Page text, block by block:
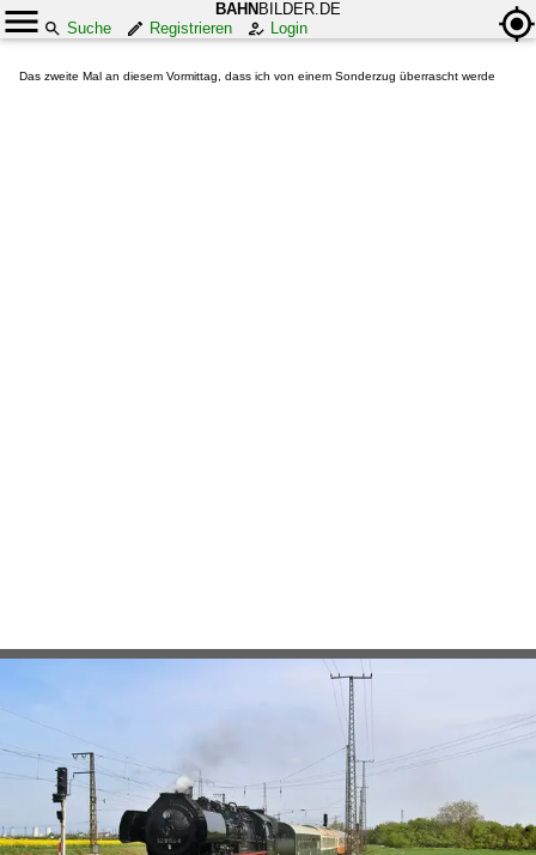
BAHN BILDER.DE
Suche
Registrieren Login
Das zweite Mal an diesem Vormittag, dass ich von einem Sonderzug überrascht werde